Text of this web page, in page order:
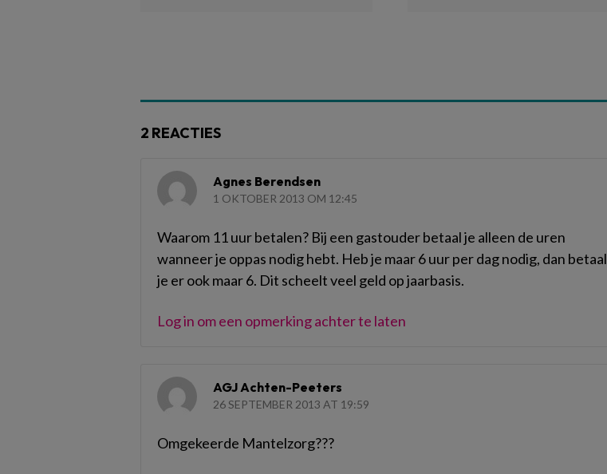
2 REACTIES
Agnes Berendsen
1 OKTOBER 2013 OM 12:45
Waarom 11 uur betalen? Bij een gastouder betaal je alleen de uren
wanneer je oppas nodig hebt. Heb je maar 6 uur per dag nodig, dan betaal
je er ook maar 6. Dit scheelt veel geld op jaarbasis.
Log in om een opmerking achter te laten
AGJ Achten-Peeters
26 SEPTEMBER 2013 AT 19:59
Omgekeerde Mantelzorg???